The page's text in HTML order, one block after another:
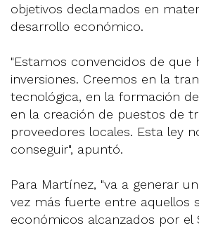
objetivos declamados en
desarrollo económico.
"Estamos convencidos de que
inversiones. Creemos en la
tecnológica, en la formación
en la creación de puestos de
proveedores locales. Esta ley
conseguir", apuntó.
Para Martínez, "va a generar
vez más fuerte entre aquellos
económicos alcanzados por el